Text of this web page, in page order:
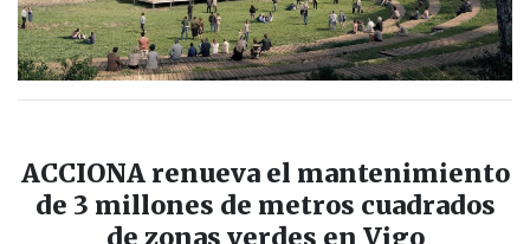
ACCIONA renueva el mantenimiento
de 3 millones de metros cuadrados